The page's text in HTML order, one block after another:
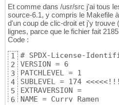
Et comme dans /usr/src j'ai tous
source-6.1, y compris le Makefile
d'un coup de clic-droit et j'y trouve
lignes, parce que le fichier fait
Code :
1
2
3
4
5
6
# SPDX-License-
VERSION = 6
PATCHLEVEL = 1
SUBLEVEL = 174
EXTRAVERSION =
NAME = Curry Ramen